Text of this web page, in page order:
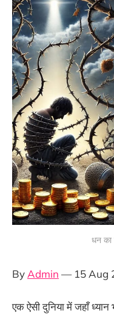
धन
By Admin — 15 Aug
एक ऐसी दुनिया में जहाँ